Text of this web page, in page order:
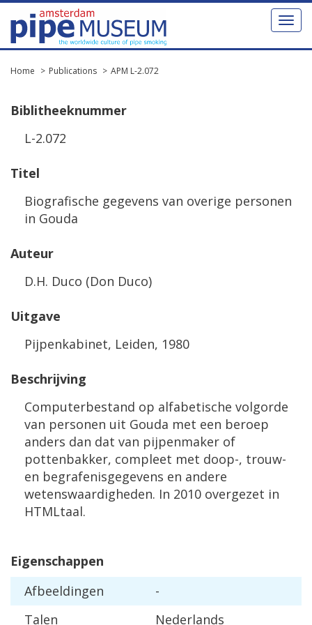
Toggle
Home Publications APM L-2.072
Biblitheeknummer
L-2.072
Titel
Biografische gegevens van overige personen
in Gouda
Auteur
D.H. Duco (Don Duco)
Uitgave
Pijpenkabinet, Leiden, 1980
Beschrijving
Computerbestand op alfabetische volgorde
van personen uit Gouda met een beroep
anders dan dat van pijpenmaker of
pottenbakker, compleet met doop-, trouw-
en begrafenisgegevens en andere
wetenswaardigheden. In 2010 overgezet in
HTMLtaal.
Eigenschappen
Afbeeldingen
-
Talen
Nederlands